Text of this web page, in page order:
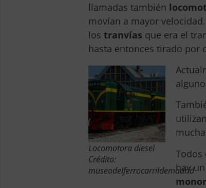
llamadas también
movían a mayor
los tranvías que era el
hasta entonces tirado por
Locomotora diesel
Crédito:
museodelferrocarrildemadrid
Todos
hay